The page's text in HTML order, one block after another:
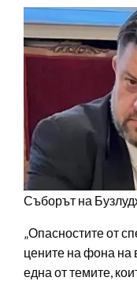
Съборът на
„Опасностите от
цените на фона на
една от темите,